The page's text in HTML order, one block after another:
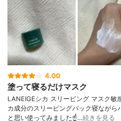
4.00
塗って寝るだけマスク
LANEIGEシカ スリーピング マスク敏
カ成分のスリーピングパック寝ながら
と思い使ってみました☝️…続きを見る